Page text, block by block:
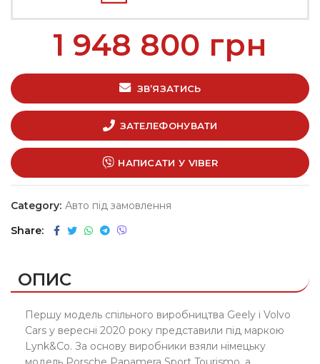
1 948 800 грн
ЗВ’ЯЗАТИСЬ
ЗАТЕЛЕФОНУВАТИ
НАПИСАТИ У VIBER
Category: Авто під замовлення
Share
ОПИС
Першу модель спільного виробництва Geely і Volvo
Cars у вересні 2020 року представили під маркою
Lynk&Co. За основу виробники взяли німецьку